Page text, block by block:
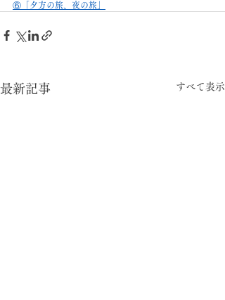
⑥「夕方の旅、夜の旅」
最新記事 すべて表示